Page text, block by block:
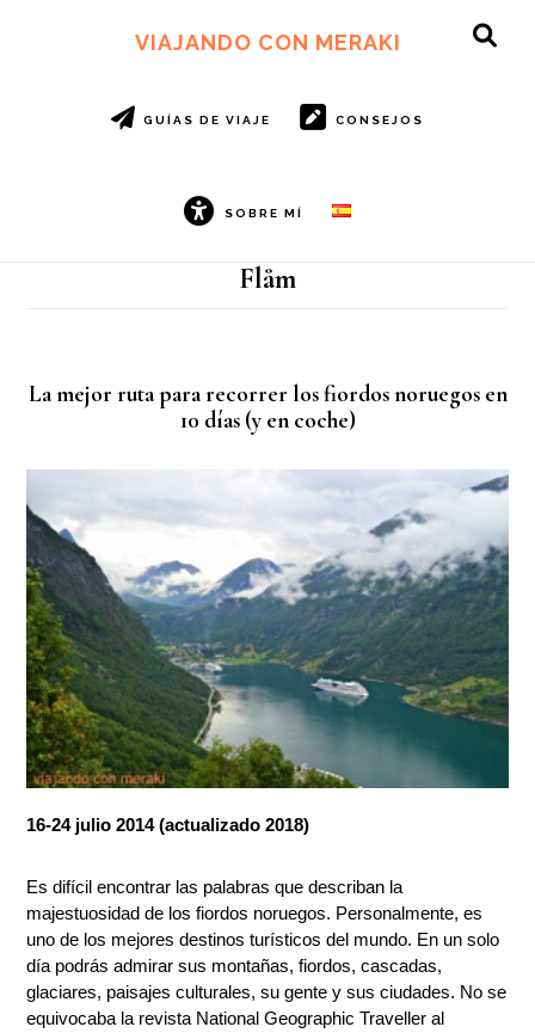
VIAJANDO CON MERAKI
GUÍAS DE VIAJE CONSEJOS
SOBRE MÍ
Flåm
La mejor ruta para recorrer los fiordos noruegos en
10 días (y en coche)
16-24 julio 2014 (actualizado 2018)
Es difícil encontrar las palabras que describan la
majestuosidad de los fiordos noruegos. Personalmente, es
uno de los mejores destinos turísticos del mundo. En un solo
día podrás admirar sus montañas, fiordos, cascadas,
glaciares, paisajes culturales, su gente y sus ciudades. No se
equivocaba la revista National Geographic Traveller al